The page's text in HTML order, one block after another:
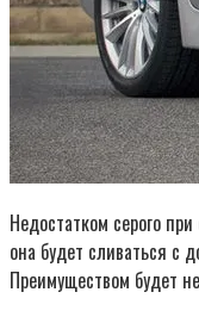
Недостатком серого
она будет сливаться с
Преимуществом будет